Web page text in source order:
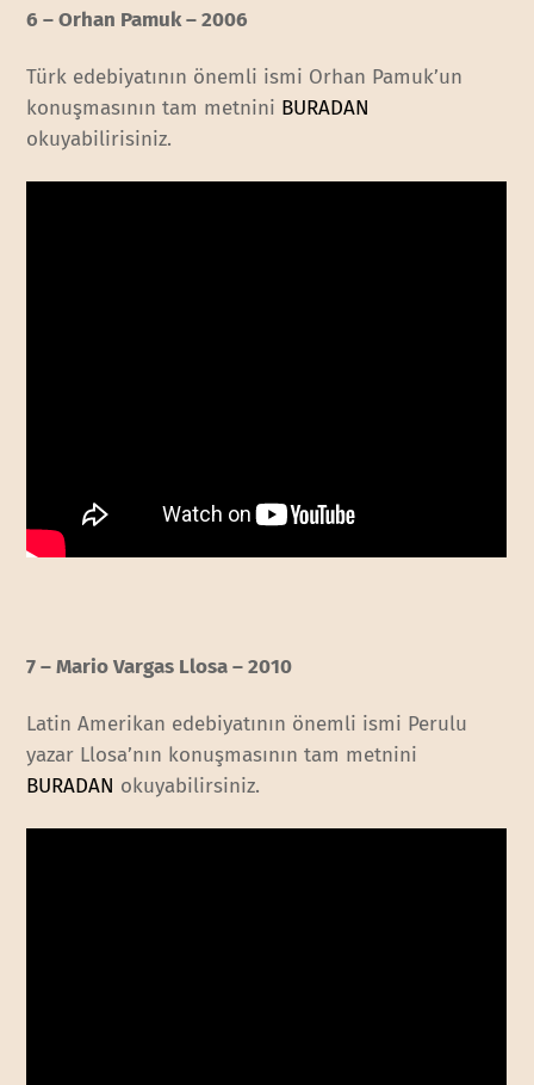
6 – Orhan Pamuk – 2006
Türk edebiyatının önemli ismi Orhan Pamuk’un
konuşmasının tam metnini BURADAN
okuyabilirisiniz.
7 – Mario Vargas Llosa – 2010
Latin Amerikan edebiyatının önemli ismi Perulu
yazar Llosa’nın konuşmasının tam metnini
BURADAN okuyabilirsiniz.